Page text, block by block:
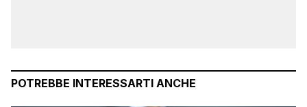
POTREBBE INTERESSARTI ANCHE